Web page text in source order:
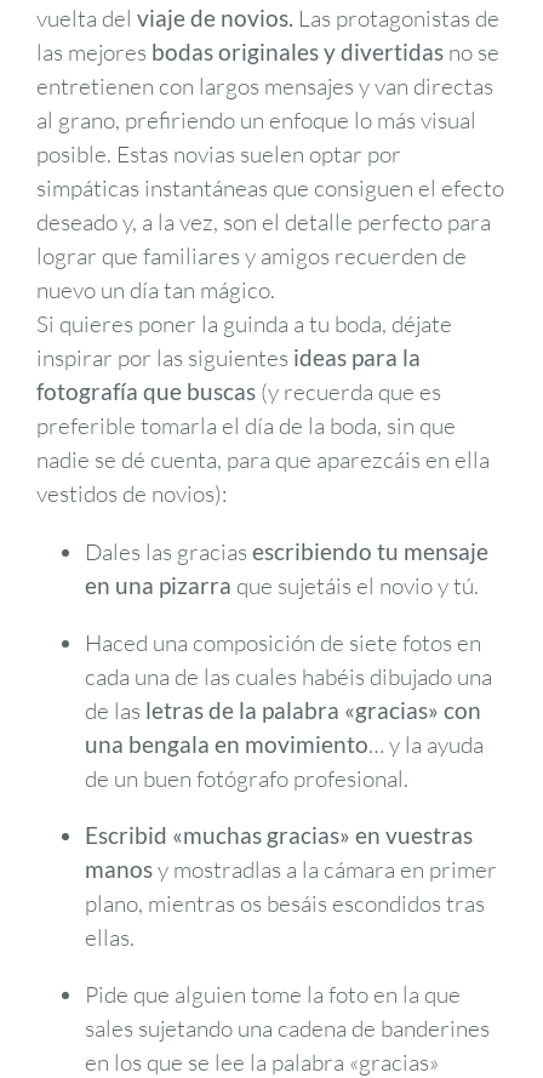
vuelta del viaje de novios. Las protagonistas de
las mejores bodas originales y divertidas no se
entretienen con largos mensajes y van directas
al grano, prefiriendo un enfoque lo más visual
posible. Estas novias suelen optar por
simpáticas instantáneas que consiguen el efecto
deseado y, a la vez, son el detalle perfecto para
lograr que familiares y amigos recuerden de
nuevo un día tan mágico.
Si quieres poner la guinda a tu boda, déjate
inspirar por las siguientes ideas para la
fotografía que buscas (y recuerda que es
preferible tomarla el día de la boda, sin que
nadie se dé cuenta, para que aparezcáis en ella
vestidos de novios):
Dales las gracias escribiendo tu mensaje
en una pizarra que sujetáis el novio y tú.
Haced una composición de siete fotos en
cada una de las cuales habéis dibujado una
de las letras de la palabra «gracias» con
una bengala en movimiento… y la ayuda
de un buen fotógrafo profesional.
Escribid «muchas gracias» en vuestras
manosy mostradlas a la cámara en primer
plano, mientras os besáis escondidos tras
ellas.
Pide que alguien tome la foto en la que
sales sujetando una cadena de banderines
en los que se lee la palabra «gracias»